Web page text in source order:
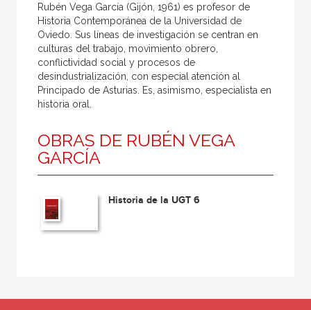
Rubén Vega García (Gijón, 1961) es profesor de
Historia Contemporánea de la Universidad de
Oviedo. Sus líneas de investigación se centran en
culturas del trabajo, movimiento obrero,
conflictividad social y procesos de
desindustrialización, con especial atención al
Principado de Asturias. Es, asimismo, especialista en
historia oral.
OBRAS DE RUBÉN VEGA
GARCÍA
Historia de la UGT 6